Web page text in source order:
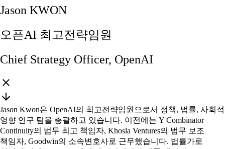
Jason KWON
오픈AI 최고전략임원
Chief Strategy Officer, OpenAI
Jason Kwon은 OpenAI의 최고전략임원으로서 정책, 법률, 사회적
영향 연구 팀을 총괄하고 있습니다. 이전에는 Y Combinator
Continuity의 법무 최고 책임자, Khosla Ventures의 법무 보조
책임자, Goodwin의 소속변호사로 근무했습니다. 법률가로